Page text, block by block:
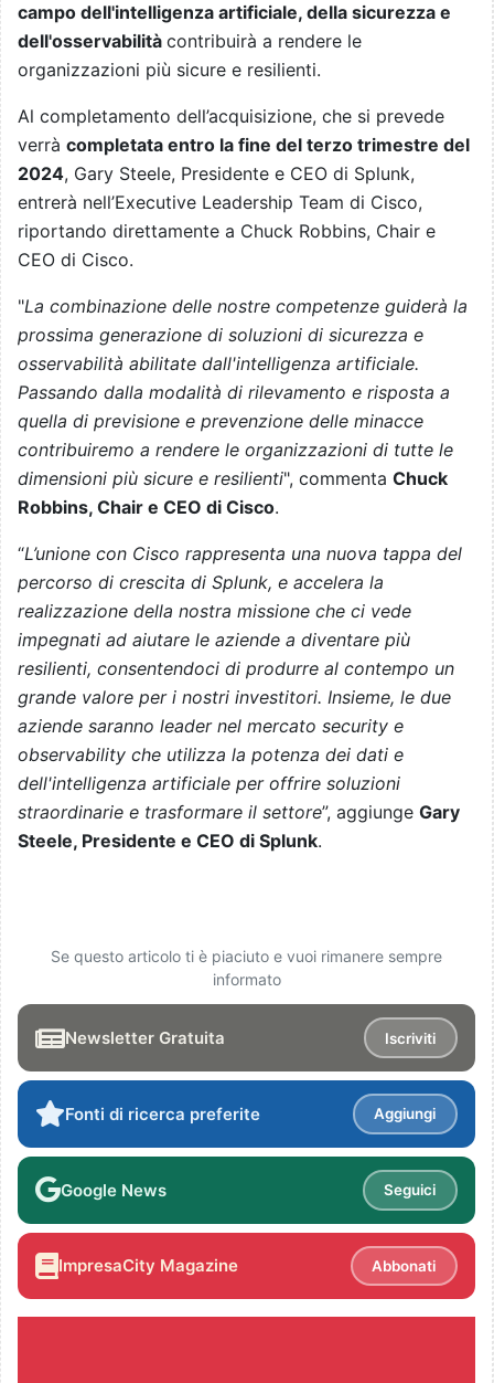
campo dell'intelligenza artificiale, della sicurezza e
dell'osservabilità contribuirà a rendere le
organizzazioni più sicure e resilienti.
Al completamento dell’acquisizione, che si prevede
verrà completata entro la fine del terzo trimestre del
2024, Gary Steele, Presidente e CEO di Splunk,
entrerà nell’Executive Leadership Team di Cisco,
riportando direttamente a Chuck Robbins, Chair e
CEO di Cisco.
"La combinazione delle nostre competenze guiderà la
prossima generazione di soluzioni di sicurezza e
osservabilità abilitate dall'intelligenza artificiale.
Passando dalla modalità di rilevamento e risposta a
quella di previsione e prevenzione delle minacce
contribuiremo a rendere le organizzazioni di tutte le
dimensioni più sicure e resilienti", commenta Chuck
Robbins, Chair e CEO di Cisco.
“L’unione con Cisco rappresenta una nuova tappa del
percorso di crescita di Splunk, e accelera la
realizzazione della nostra missione che ci vede
impegnati ad aiutare le aziende a diventare più
resilienti, consentendoci di produrre al contempo un
grande valore per i nostri investitori. Insieme, le due
aziende saranno leader nel mercato security e
observability che utilizza la potenza dei dati e
dell'intelligenza artificiale per offrire soluzioni
straordinarie e trasformare il settore”, aggiunge Gary
Steele, Presidente e CEO di Splunk.
Se questo articolo ti è piaciuto e vuoi rimanere sempre
informato
Newsletter Gratuita Iscriviti
Fonti di ricerca preferite Aggiungi
Google News Seguici
ImpresaCity Magazine Abbonati